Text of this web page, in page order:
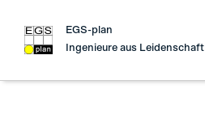
EGS-plan
Ingenieure aus Leidenschaft